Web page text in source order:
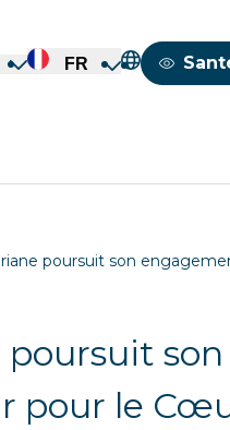
FR
poursuit son
son
pour le